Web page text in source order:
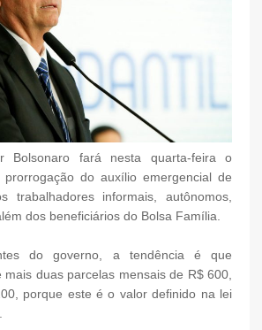
Bolsonaro fará nesta quarta-feira o
do auxílio emergencial de
trabalhadores informais, autônomos,
dos beneficiários do Bolsa Família.
do governo, a tendência é que
mais duas parcelas mensais de R$ 600,
porque este é o valor definido na lei